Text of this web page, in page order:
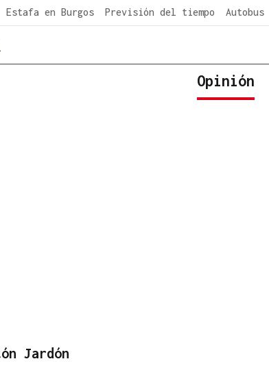
Estafa en Burgos Previsión del tiempo Autobus
Opinión
Jardón